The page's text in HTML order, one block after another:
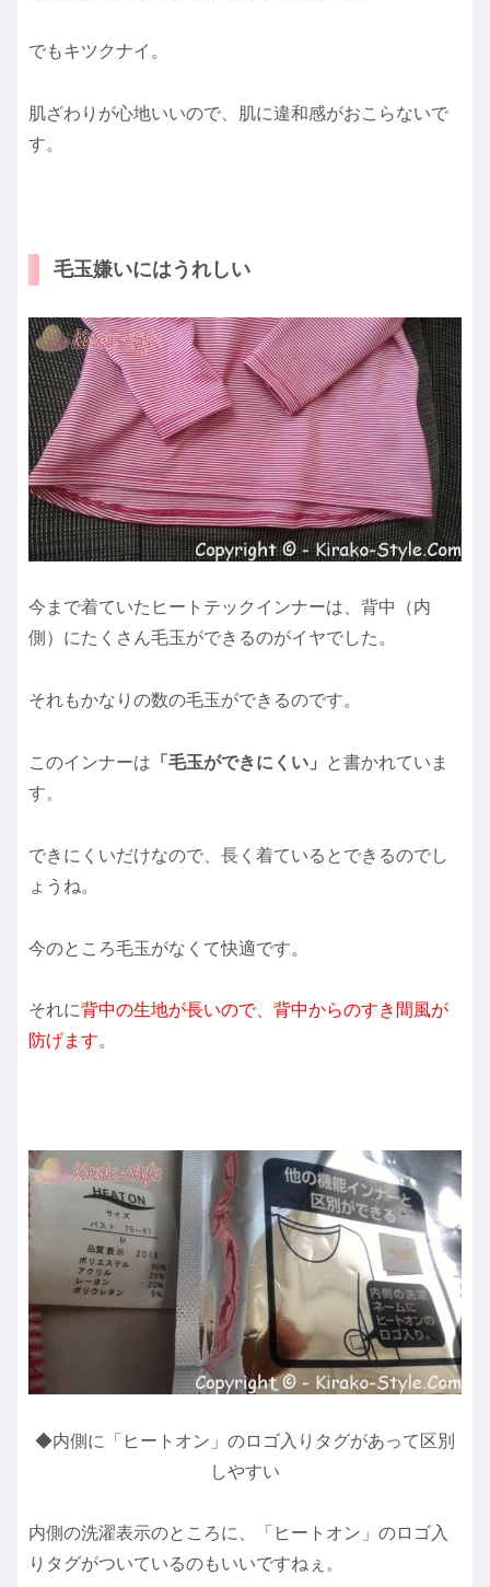
でもキツクナイ。
肌ざわりが心地いいので、肌に違和感がおこらないで
す。
毛玉嫌いにはうれしい
今まで着ていたヒートテックインナーは、背中（内
側）にたくさん毛玉ができるのがイヤでした。
それもかなりの数の毛玉ができるのです。
このインナーは 「毛玉ができにくい」
と書かれていま
す。
できにくいだけなので、長く着ているとできるのでし
ょうね。
今のところ毛玉がなくて快適です。
それに背中の生地が長いので、背中からのすき間風が
防げます。
◆内側に「ヒートオン」のロゴ入りタグがあって区別
しやすい
内側の洗濯表示のところに、「ヒートオン」のロゴ入
りタグがついているのもいいですねぇ。